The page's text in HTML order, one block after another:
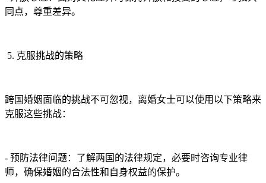
同点，尊重差异。
5. 克服挑战的策略
跨国婚姻面临的挑战不可忽视，离婚女士可以使用以下策略来
克服这些挑战：
- 预防法律问题：了解两国的法律规定，必要时咨询专业律
师，确保婚姻的合法性和自身权益的保护。